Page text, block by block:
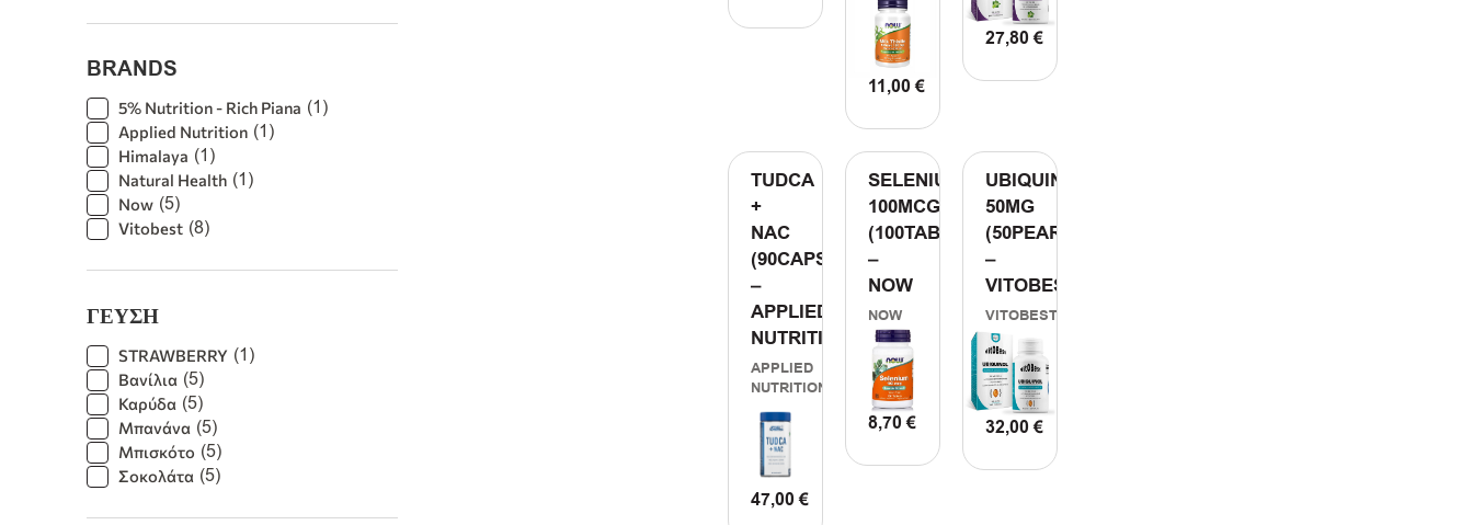
BRANDS
5% Nutrition - Rich Piana (1)
Applied Nutrition (1)
Himalaya (1)
Natural Health (1)
Now (5)
Vitobest (8)
ΓΕΥΣΗ
STRAWBERRY (1)
Βανίλια (5)
Καρύδα (5)
Μπανάνα (5)
Μπισκότο (5)
Σοκολάτα (5)
ΠΡΟΣΘΗΚΗ ΣΤΟ ΚΑΛΑΘΙ
11,00€
ΠΡΟΣΘΗΚΗ ΣΤΟ ΚΑΛΑΘΙ
27,80€
ΠΡΟΣΘΗΚΗ ΣΤΟ ΚΑΛΑΘΙ
TUDCA
+
NAC
(90CAPS)
–
APPLIED
NUTRITION
APPLIED
NUTRITION
47,00€
SELENIUM
100MCG
(100TABS)
–
NOW
NOW
8,70€
ΠΡΟΣΘΗΚΗ ΣΤΟ ΚΑΛΑΘΙ
UBIQUINOL
50MG
(50PEARLS)
–
VITOBEST
VITOBEST
32,00€
ΠΡΟΣΘΗΚΗ ΣΤΟ ΚΑΛΑΘΙ